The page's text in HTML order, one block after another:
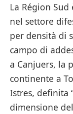
La Région
nel settore
per densità di
campo di
a Canjuers, la
continente a
Istres, definita
dimensione